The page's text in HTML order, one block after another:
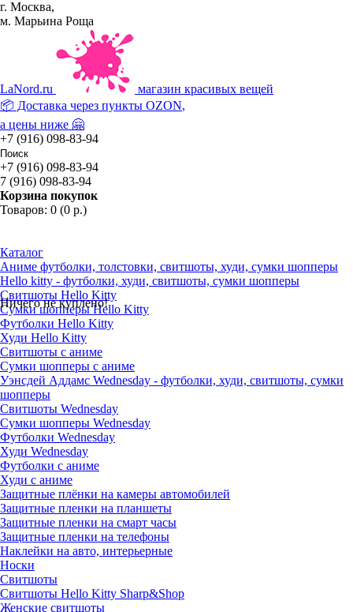
г. Москва,
м. Марьина Роща
LaNord.ru
магазин красивых вещей
📦 Доставка через пункты OZON,
а цены ниже 🤗
+7 (916) 098-83-94
+7 (916) 098-83-94
7 (916) 098-83-94
Корзина покупок
Товаров: 0 (0 р.)
Ничего не куплено!
Каталог
Аниме футболки, толстовки, свитшоты, худи, сумки шопперы
Hello kitty - футболки, худи, свитшоты, сумки шопперы
Свитшоты Hello Kitty
Сумки шопперы Hello Kitty
Футболки Hello Kitty
Худи Hello Kitty
Свитшоты с аниме
Сумки шопперы с аниме
Уэнсдей Аддамс Wednesday - футболки, худи, свитшоты, сумки
шопперы
Свитшоты Wednesday
Сумки шопперы Wednesday
Футболки Wednesday
Худи Wednesday
Футболки с аниме
Худи с аниме
Защитные плёнки на камеры автомобилей
Защитные пленки на планшеты
Защитные пленки на смарт часы
Защитные пленки на телефоны
Наклейки на авто, интерьерные
Носки
Свитшоты
Cвитшоты Hello Kitty Sharp&Shop
Женские свитшоты